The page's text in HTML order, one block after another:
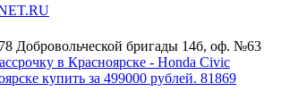
Добровольческой бригады 14б, оф. №63